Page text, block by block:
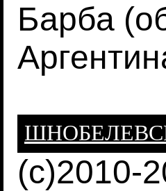
Барба
(c)2010-